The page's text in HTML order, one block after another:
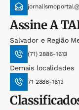
AssineA
Salvador e Região
(71) 2886-1613
Demais localidades
71 2886-1613